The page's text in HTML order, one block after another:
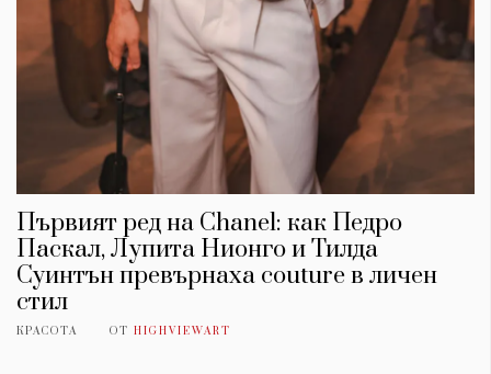
Първият ред на Chanel: как Педро
Паскал, Лупита Нионго и Тилда
Суинтън превърнаха couture в личен
стил
КРАСОТА ОТ HIGHVIEWART